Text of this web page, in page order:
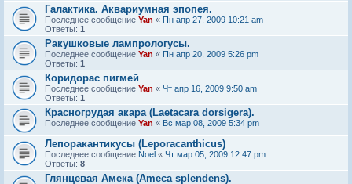
Галактика. Аквариумная эпопея.
Последнее сообщение Yan « Пн апр 27, 2009 10:21 am
Ответы: 1
Ракушковые лампрологусы.
Последнее сообщение Yan « Пн апр 20, 2009 5:26 pm
Ответы: 1
Коридорас пигмей
Последнее сообщение Yan « Чт апр 16, 2009 9:50 am
Ответы: 1
Красногрудая акара (Laetacara dorsigera).
Последнее сообщение Yan « Вс мар 08, 2009 5:34 pm
Лепоракантикусы (Leporacanthicus)
Последнее сообщение Noel « Чт мар 05, 2009 12:47 pm
Ответы: 8
Глянцевая Амека (Ameca splendens).